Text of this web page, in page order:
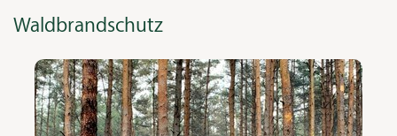
Waldbrandschutz